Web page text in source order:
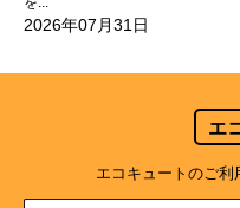
2026年07月31日
エ
エコキュートのご利